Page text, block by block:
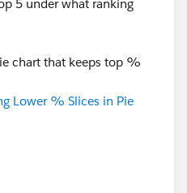
5 under what ranking
chart that keeps top %
Lower % Slices in Pie
in Top N